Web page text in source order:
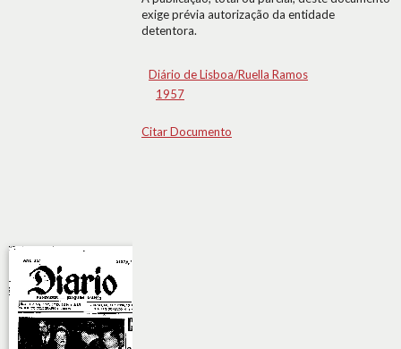
exige prévia autorização da entidade
detentora.
Diário de Lisboa/Ruella Ramos
1957
Citar Documento